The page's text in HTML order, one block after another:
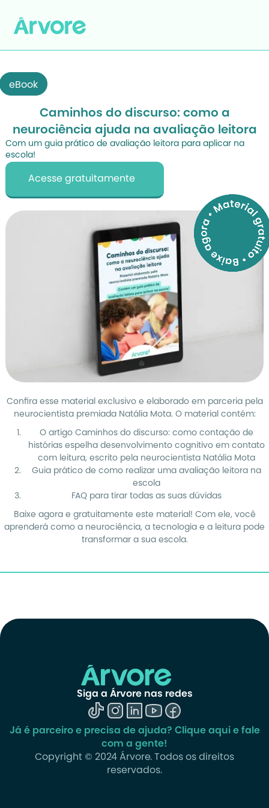
eBook
Caminhos do discurso: como a
neurociência ajuda na avaliação leitora
Com um guia prático de avaliação leitora para aplicar na
escola!
Acesse gratuitamente
Confira esse material exclusivo e elaborado em parceria pela
neurocientista premiada Natália Mota. O material contém:
O artigo Caminhos do discurso: como contação de
histórias espelha desenvolvimento cognitivo em contato
com leitura, escrito pela neurocientista Natália Mota
Guia prático de como realizar uma avaliação leitora na
escola
FAQ para tirar todas as suas dúvidas
Baixe agora e gratuitamente este material! Com ele, você
aprenderá como a neurociência, a tecnologia e a leitura pode
transformar a sua escola.
Siga a Árvore nas redes
Já é parceiro e precisa de ajuda? Clique aqui e fale
com a gente!
Copyright © 2024 Árvore. Todos os direitos
reservados.